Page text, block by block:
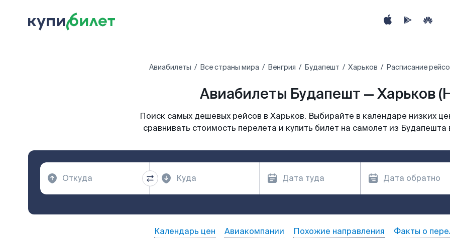
Авиабилеты Все страны мира Венгрия Будапешт Харьков Расписание
Авиабилеты Будапешт — Харьков
Поиск самых дешевых рейсов в Харьков. Выбирайте в календаре низких
сравнивать стоимость перелета и купить билет на самолет из Будапешта
Календарь цен Авиакомпании Похожие направления Факты о